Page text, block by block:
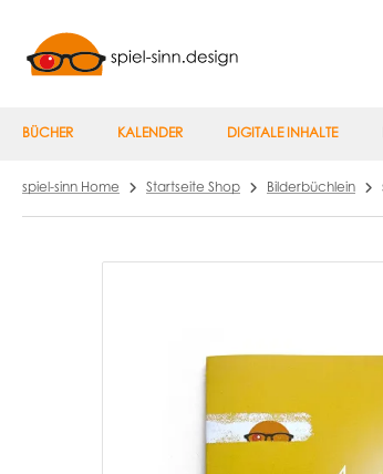
BÜCHER KALENDER DIGITALE INHALTE
spiel-sinn Home Startseite Shop Bilderbüchlein